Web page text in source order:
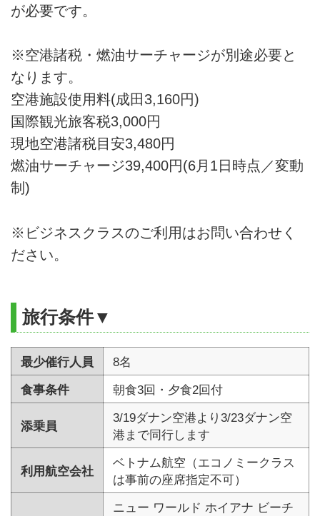
が必要です。
※空港諸税・燃油サーチャージが別途必要と
なります。
空港施設使用料(成田3,160円)
国際観光旅客税3,000円
現地空港諸税目安3,480円
燃油サーチャージ39,400円(6月1日時点／変動
制)
※ビジネスクラスのご利用はお問い合わせく
ださい。
旅行条件▼
最少催行人員
8名
食事条件
朝食3回・夕食2回付
添乗員
3/19ダナン空港より3/23ダナン空
港まで同行します
利用航空会社
ベトナム航空（エコノミークラス
は事前の座席指定不可）
ニュー ワールド ホイアナ ビーチ